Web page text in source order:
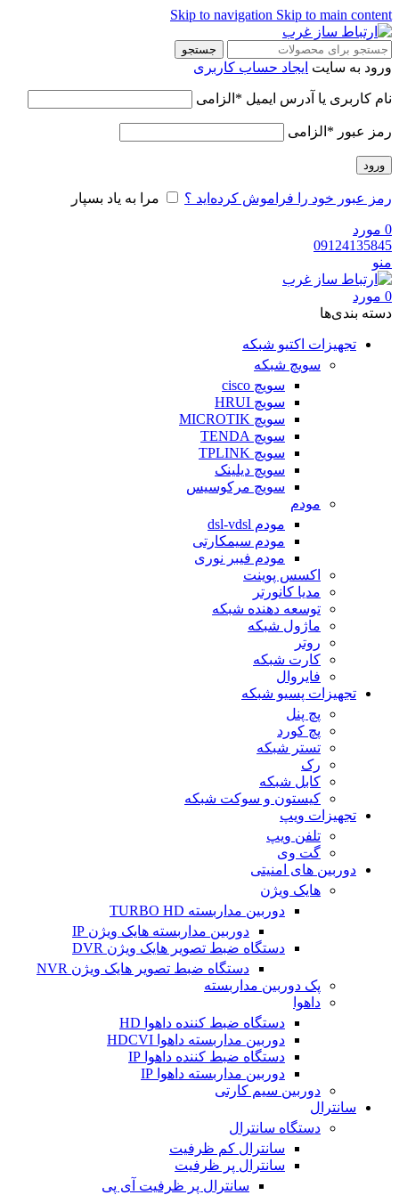
Skip to navigation Skip to main content
جستجو
ورود به سایت ایجاد حساب کاربری
نام کاربری یا آدرس ایمیل * الزامی
رمز عبور * الزامی
ورود
رمز عبور خود را فراموش کرده‌اید ؟ مرا به یاد بسپار
0 مورد
09124135845
منو
0 مورد
دسته‌ بندی‌ها
تجهیزات اکتیو شبکه
سویچ شبکه
سویچ cisco
سویچ HRUI
سویچ MICROTIK
سویچ TENDA
سویچ TPLINK
سویچ دیلینک
سویچ مرکوسیس
مودم
مودم dsl-vdsl
مودم سیمکارتی
مودم فیبر نوری
اکسس پوینت
مدیا کانورتر
توسعه دهنده شبکه
ماژول شبکه
روتر
کارت شبکه
فایروال
تجهیزات پسیو شبکه
پچ پنل
پچ کورد
تستر شبکه
رک
کابل شبکه
کیستون و سوکت شبکه
تجهیزات ویپ
تلفن ویپ
گت وی
دوربین های امنیتی
هایک ویژن
دوربین مداربسته TURBO HD
دوربین مداربسته هایک ویژن IP
دستگاه ضبط تصویر هایک ویژن DVR
دستگاه ضبط تصویر هایک ویژن NVR
پک دوربین مداربسته
داهوا
دستگاه ضبط کننده داهوا HD
دوربین مداربسته داهوا HDCVI
دستگاه ضبط کننده داهوا IP
دوربین مداربسته داهوا IP
دوربین سیم کارتی
سانترال
دستگاه سانترال
سانترال کم ظرفیت
سانترال پر ظرفیت
سانترال پر ظرفیت آی پی